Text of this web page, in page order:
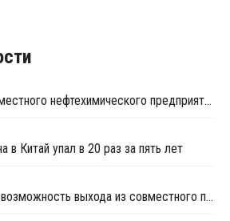
Ineos выходит из совместного нефтехимического предприятия с Sinopec
в Китай упал в 20 раз за пять лет
Ineos рассматривает возможность выхода из совместного предприятия Sinopec Petchems